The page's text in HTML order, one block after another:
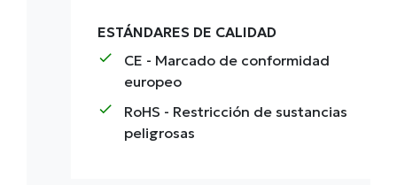
ESTÁNDARES DE CALIDAD
check CE - Marcado de conformidad
europeo
check RoHS - Restricción de sustancias
peligrosas